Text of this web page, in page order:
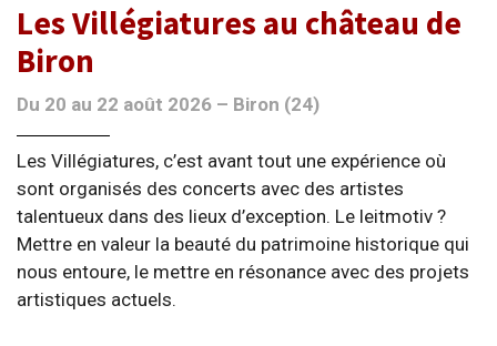
Les Villégiatures au château de
Biron
Du 20 au 22 août 2026 – Biron (24)
Les Villégiatures, c’est avant tout une expérience où
sont organisés des concerts avec des artistes
talentueux dans des lieux d’exception. Le leitmotiv ?
Mettre en valeur la beauté du patrimoine historique qui
nous entoure, le mettre en résonance avec des projets
artistiques actuels.